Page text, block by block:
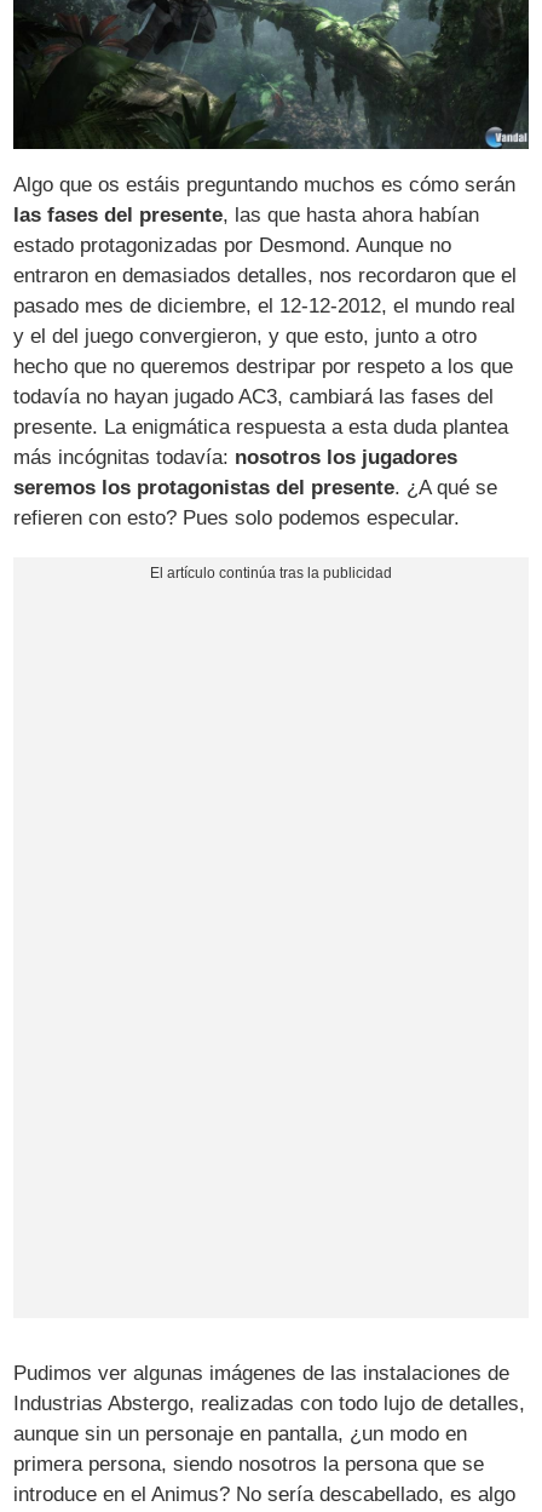
Algo que os estáis preguntando muchos es cómo serán
las fases del presente, las que hasta ahora habían
estado protagonizadas por Desmond. Aunque no
entraron en demasiados detalles, nos recordaron que el
pasado mes de diciembre, el 12-12-2012, el mundo real
y el del juego convergieron, y que esto, junto a otro
hecho que no queremos destripar por respeto a los que
todavía no hayan jugado AC3, cambiará las fases del
presente. La enigmática respuesta a esta duda plantea
más incógnitas todavía: nosotros los jugadores
seremos los protagonistas del presente. ¿A qué se
refieren con esto? Pues solo podemos especular.
Pudimos ver algunas imágenes de las instalaciones de
Industrias Abstergo, realizadas con todo lujo de detalles,
aunque sin un personaje en pantalla, ¿un modo en
primera persona, siendo nosotros la persona que se
introduce en el Animus? No sería descabellado, es algo